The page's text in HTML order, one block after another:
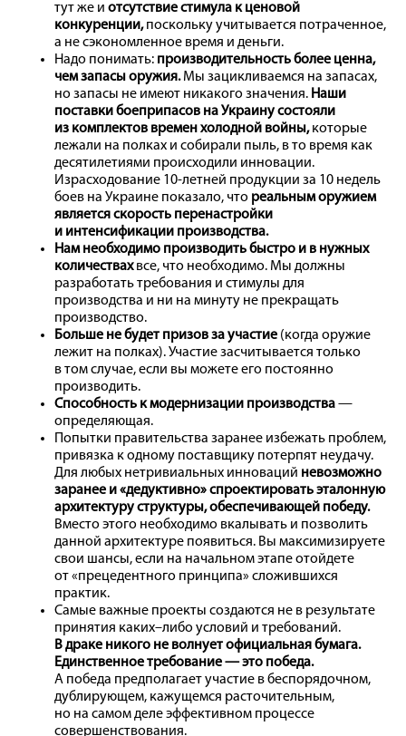
тут же и отсутствие стимула к ценовой
конкуренции,поскольку учитывается потраченное,
а не сэкономленное время и деньги.
Надо понимать: производительность более ценна,
чем запасы оружия.Мы зацикливаемся на запасах,
но запасы не имеют никакого значения. Наши
поставки боеприпасов на Украину состояли
из комплектов времен холодной вой­ны,которые
лежали на полках и собирали пыль, в то время как
десятилетиями происходили инновации.
Израсходование 10‑летней продукции за 10 недель
боев на Украине показало, что реальным оружием
является скорость перенастройки
и интенсификации производства.
Нам необходимо производить быстро и в нужных
количествахвсе, что необходимо. Мы должны
разработать требования и стимулы для
производства и ни на минуту не прекращать
производство.
Больше не будет призов за участие (когда оружие
лежит на полках). Участие засчитывается только
в том случае, если вы можете его постоянно
производить.
Способность к модернизации производства—
определяющая.
Попытки правительства заранее избежать проблем,
привязка к одному поставщику потерпят неудачу.
Для любых нетривиальных инноваций невозможно
заранее и «дедуктивно» спроектировать эталонную
архитектуру структуры, обеспечивающей победу.
Вместо этого необходимо вкалывать и позволить
данной архитектуре появиться. Вы максимизируете
свои шансы, если на начальном этапе отойдете
от «прецедентного принципа» сложившихся
практик.
Самые важные проекты создаются не в результате
принятия каких–либо условий и требований.
В драке никого не волнует официальная бумага.
Единственное требование — это победа.
А победа предполагает участие в беспорядочном,
дублирующем, кажущемся расточительным,
но на самом деле эффективном процессе
совершенствования.